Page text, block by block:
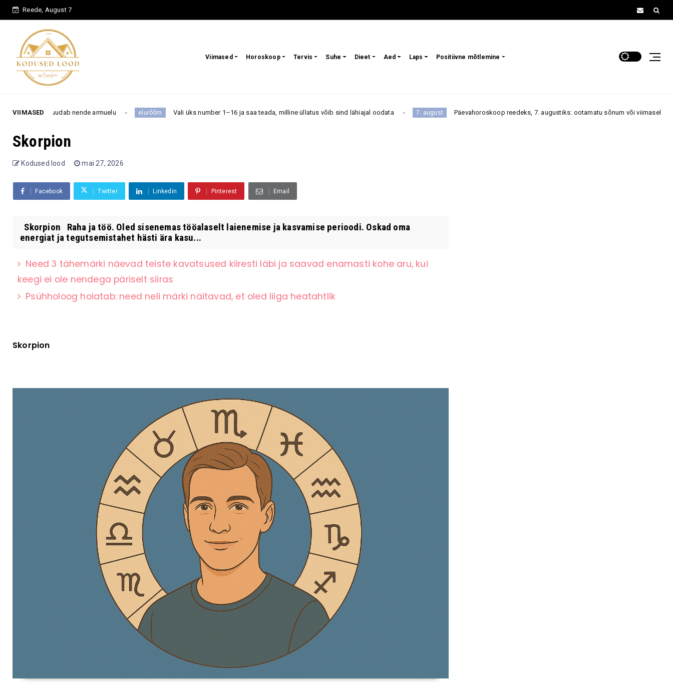
Reede, August 7
Viimased Horoskoop Tervis Suhe Dieet Aed Laps Positiivne mõtlemine
VIIMASED
nende armuelu elurõõm Vali üks number 1–16 ja saa teada, milline üllatus võib sind lähiajal oodata 7. august Päevahoroskoop reedeks, 7. augustiks: ootamatu sõnum või viimasel hetkel saabuv
Skorpion
Kodused lood mai 27, 2026
Facebook Twitter Linkedin Pinterest Email
Skorpion Raha ja töö. Oled sisenemas tööalaselt laienemise ja kasvamise perioodi. Oskad oma
energiat ja tegutsemistahet hästi ära kasu...
Need 3 tähemärki näevad teiste kavatsused kiiresti läbi ja saavad enamasti kohe aru, kui
keegi ei ole nendega päriselt siiras
Psühholoog hoiatab: need neli märki näitavad, et oled liiga heatahtlik
Skorpion